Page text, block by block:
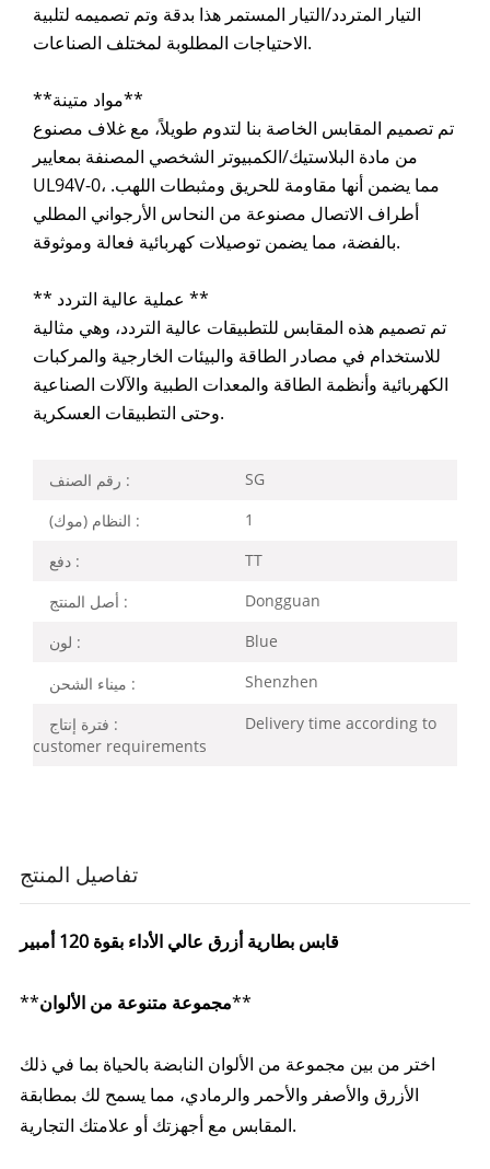
التيار المتردد/التيار المستمر هذا بدقة وتم تصميمه لتلبية
الاحتياجات المطلوبة لمختلف الصناعات.
**مواد متينة**
تم تصميم المقابس الخاصة بنا لتدوم طويلاً، مع غلاف مصنوع
من مادة البلاستيك/الكمبيوتر الشخصي المصنفة بمعايير
UL94V-0، مما يضمن أنها مقاومة للحريق ومثبطات اللهب.
أطراف الاتصال مصنوعة من النحاس الأرجواني المطلي
بالفضة، مما يضمن توصيلات كهربائية فعالة وموثوقة.
** عملية عالية التردد **
تم تصميم هذه المقابس للتطبيقات عالية التردد، وهي مثالية
للاستخدام في مصادر الطاقة والبيئات الخارجية والمركبات
الكهربائية وأنظمة الطاقة والمعدات الطبية والآلات الصناعية
وحتى التطبيقات العسكرية.
رقم الصنف : SG
النظام (موك) : 1
دفع : TT
أصل المنتج : Dongguan
لون : Blue
ميناء الشحن : Shenzhen
فترة إنتاج :
Delivery time according to
customer requirements
تفاصيل المنتج
قابس بطارية أزرق عالي الأداء بقوة 120 أمبير
**مجموعة متنوعة من الألوان**
اختر من بين مجموعة من الألوان النابضة بالحياة بما في ذلك
الأزرق والأصفر والأحمر والرمادي، مما يسمح لك بمطابقة
المقابس مع أجهزتك أو علامتك التجارية.